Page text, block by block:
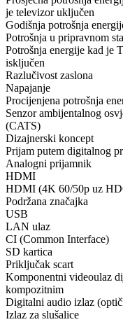
je televizor uključen
Godišnja potrošnja
Potrošnja u pripravnom
Potrošnja energije kad je
isključen
Razlučivost zaslona
Napajanje
Procijenjena potrošnja
Senzor ambijentalnog
(CATS)
Dizajnerski koncept
Prijam putem digitalnog
Analogni prijamnik
HDMI
HDMI (4K 60/50p uz
Podržana značajka
USB
LAN ulaz
CI (Common Interface)
SD kartica
Priključak scart
Komponentni videoulaz
kompozitnim
Digitalni audio izlaz
Izlaz za slušalice